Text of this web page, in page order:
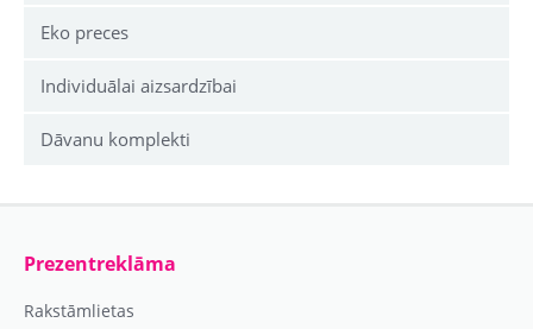
Eko preces
Individuālai aizsardzībai
Dāvanu komplekti
Prezentreklāma
Rakstāmlietas